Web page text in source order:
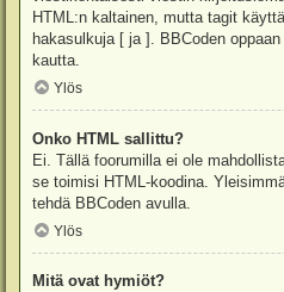
HTML:n kaltainen, mutta tagit
hakasulkuja [ ja ]. BBCoden
kautta.
Ylös
Onko HTML sallittu?
Ei. Tällä foorumilla ei ole
se toimisi HTML-koodina.
tehdä BBCoden avulla.
Ylös
Mitä ovat hymiöt?